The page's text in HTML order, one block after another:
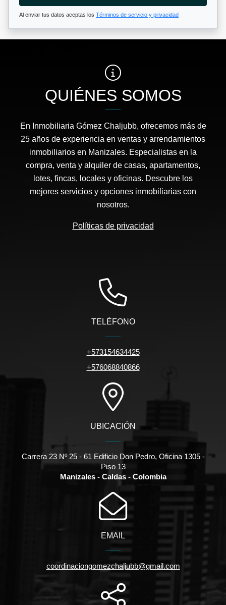
Al enviar tus datos aceptas los Términos de servicio y privacidad
QUIÉNES SOMOS
En Inmobiliaria Gómez Chaljubb, ofrecemos más de
25 años de experiencia en ventas y arrendamientos
inmobiliarios en Manizales. Especialistas en la
compra, venta y alquiler de casas, apartamentos,
lotes, fincas, locales y oficinas. Descubre los
mejores servicios y opciones inmobiliarias con
nosotros.
Políticas de privacidad
TELÉFONO
+573154634425
+576068840866
UBICACIÓN
Carrera 23 Nº 25 - 61 Edificio Don Pedro, Oficina 1305 -
Piso 13
Manizales - Caldas - Colombia
EMAIL
coordinaciongomezchaljubb@gmail.com